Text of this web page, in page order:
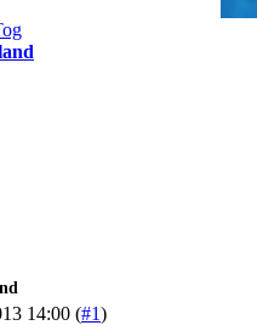
14:00 (#1)